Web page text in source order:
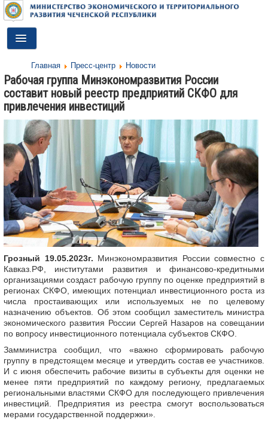
Toggle
Navigation
ГЛАВНАЯ
ДЕЯТЕЛЬНОСТЬ
О МИНИСТЕРСТВЕ
ДОКУМЕНТЫ
ПРЕСС-ЦЕНТР
ПРОТИВОДЕЙСТВИЕ КОРРУПЦИИ
АНТИТЕРРОР
КОНТАКТЫ
ОБРАТНАЯ СВЯЗЬ
Главная Пресс-центр Новости
Рабочая группа Минэкономразвития России
составит новый реестр предприятий СКФО для
привлечения инвестиций
Грозный 19.05.2023г. Минэкономразвития России совместно с
Кавказ.РФ, институтами развития и финансово-кредитными
организациями создаст рабочую группу по оценке предприятий в
регионах СКФО, имеющих потенциал инвестиционного роста из
числа простаивающих или используемых не по целевому
назначению объектов. Об этом сообщил заместитель министра
экономического развития России Сергей Назаров на совещании
по вопросу инвестиционного потенциала субъектов СКФО.
Замминистра сообщил, что «важно сформировать рабочую
группу в предстоящем месяце и утвердить состав ее участников.
И с июня обеспечить рабочие визиты в субъекты для оценки не
менее пяти предприятий по каждому региону, предлагаемых
региональными властями СКФО для последующего привлечения
инвестиций. Предприятия из реестра смогут воспользоваться
мерами государственной поддержки».